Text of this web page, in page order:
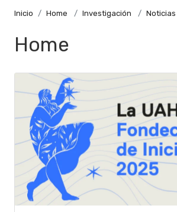
Inicio Home Investigación Noticias
Home